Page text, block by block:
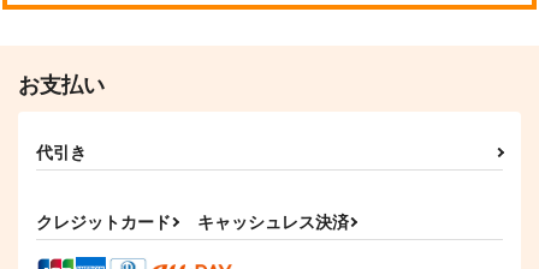
お支払い
代引き
クレジットカード キャッシュレス決済